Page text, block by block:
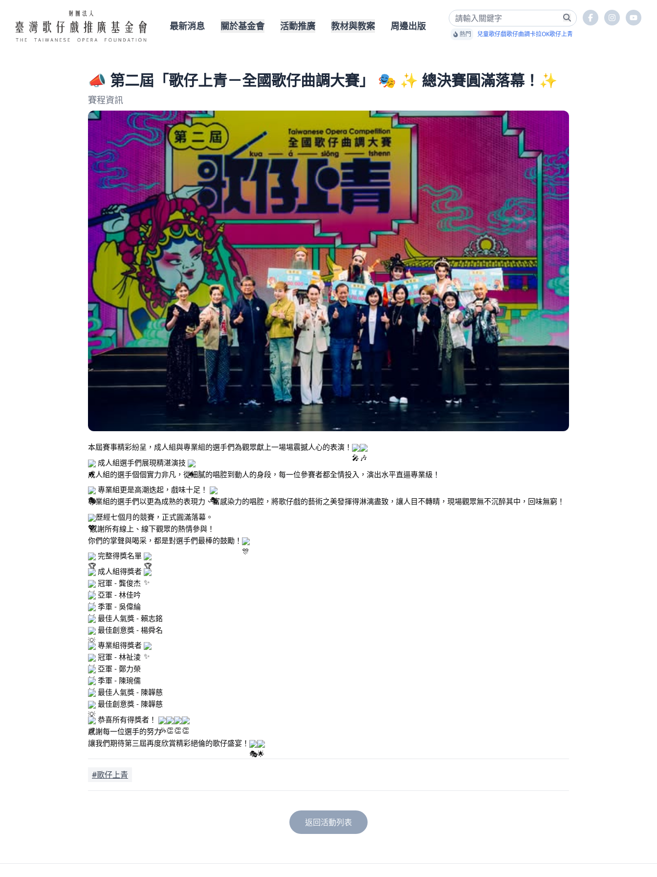
最新消息 關於基金會 活動推廣 教材與教案 周邊出版
熱門 兒童歌仔戲歌仔曲調卡拉OK歌仔上青
📣 第二屆「歌仔上青－全國歌仔曲調大賽」 🎭 ✨ 總決賽圓滿落幕！✨
賽程資訊
本屆賽事精彩紛呈，成人組與專業組的選手們為觀眾獻上一場場震撼人心的表演！
成人組選手們展現精湛演技
成人組的選手個個實力非凡，從細膩的唱腔到動人的身段，每一位參賽者都全情投入，演出水平直逼專業級！
專業組更是高潮迭起，戲味十足！
專業組的選手們以更為成熟的表現力、富感染力的唱腔，將歌仔戲的藝術之美發揮得淋漓盡致，讓人目不轉睛，現場觀眾無不沉醉其中，回味無窮！
歷經七個月的競賽，正式圓滿落幕。
感謝所有線上、線下觀眾的熱情參與！
你們的掌聲與喝采，都是對選手們最棒的鼓勵！
完整得獎名單
成人組得獎者
冠軍 - 龔俊杰
亞軍 - 林佳吟
季軍 - 吳偉綸
最佳人氣獎 - 賴志銘
最佳創意獎 - 楊舜名
專業組得獎者
冠軍 - 林祉淩
亞軍 - 鄭力榮
季軍 - 陳琬儒
最佳人氣獎 - 陳韡慈
最佳創意獎 - 陳韡慈
恭喜所有得獎者！
感謝每一位選手的努力，
讓我們期待第三屆再度欣賞精彩絕倫的歌仔盛宴！
#歌仔上青
返回活動列表